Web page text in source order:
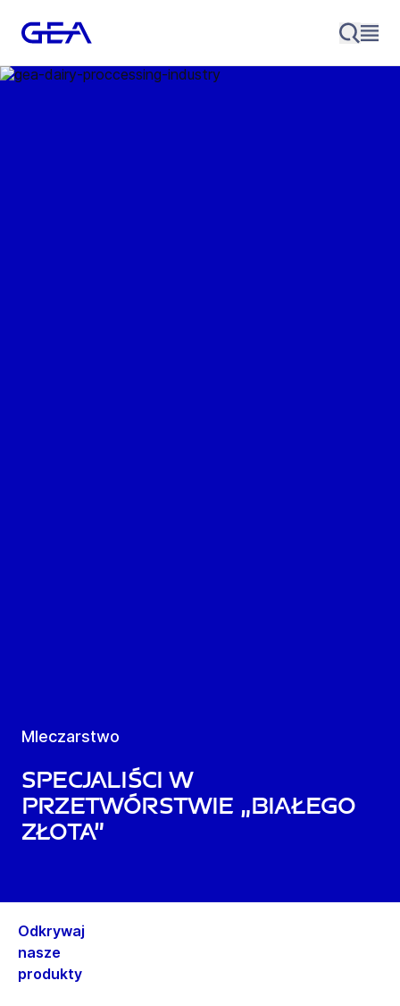
Mleczarstwo
Specjaliści w
przetwórstwie „białego
złota”
Odkrywaj
nasze
produkty